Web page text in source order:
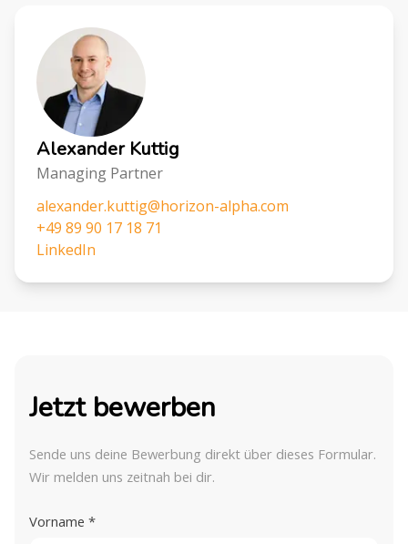
Alexander Kuttig
Managing Partner
alexander.kuttig@horizon-alpha.com
+49 89 90 17 18 71
LinkedIn
Jetzt bewerben
Sende uns deine Bewerbung direkt über dieses Formular.
Wir melden uns zeitnah bei dir.
Vorname *